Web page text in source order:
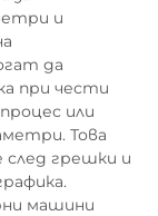
и
да
при чести
или
Това
след грешки и
машини